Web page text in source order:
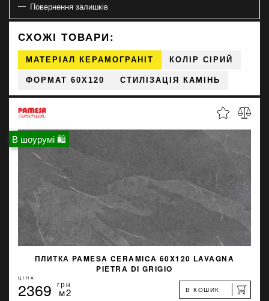
Повернення залишків
СХОЖІ ТОВАРИ:
МАТЕРІАЛ КЕРАМОГРАНІТ КОЛІР СІРИЙ
ФОРМАТ 60X120 СТИЛІЗАЦІЯ КАМІНЬ
В шоурумі 🛍
ПЛИТКА PAMESA CERAMICA 60X120 LAVAGNA
PIETRA DI GRIGIO
ЦІНА
2369 грн
м2 В КОШИК